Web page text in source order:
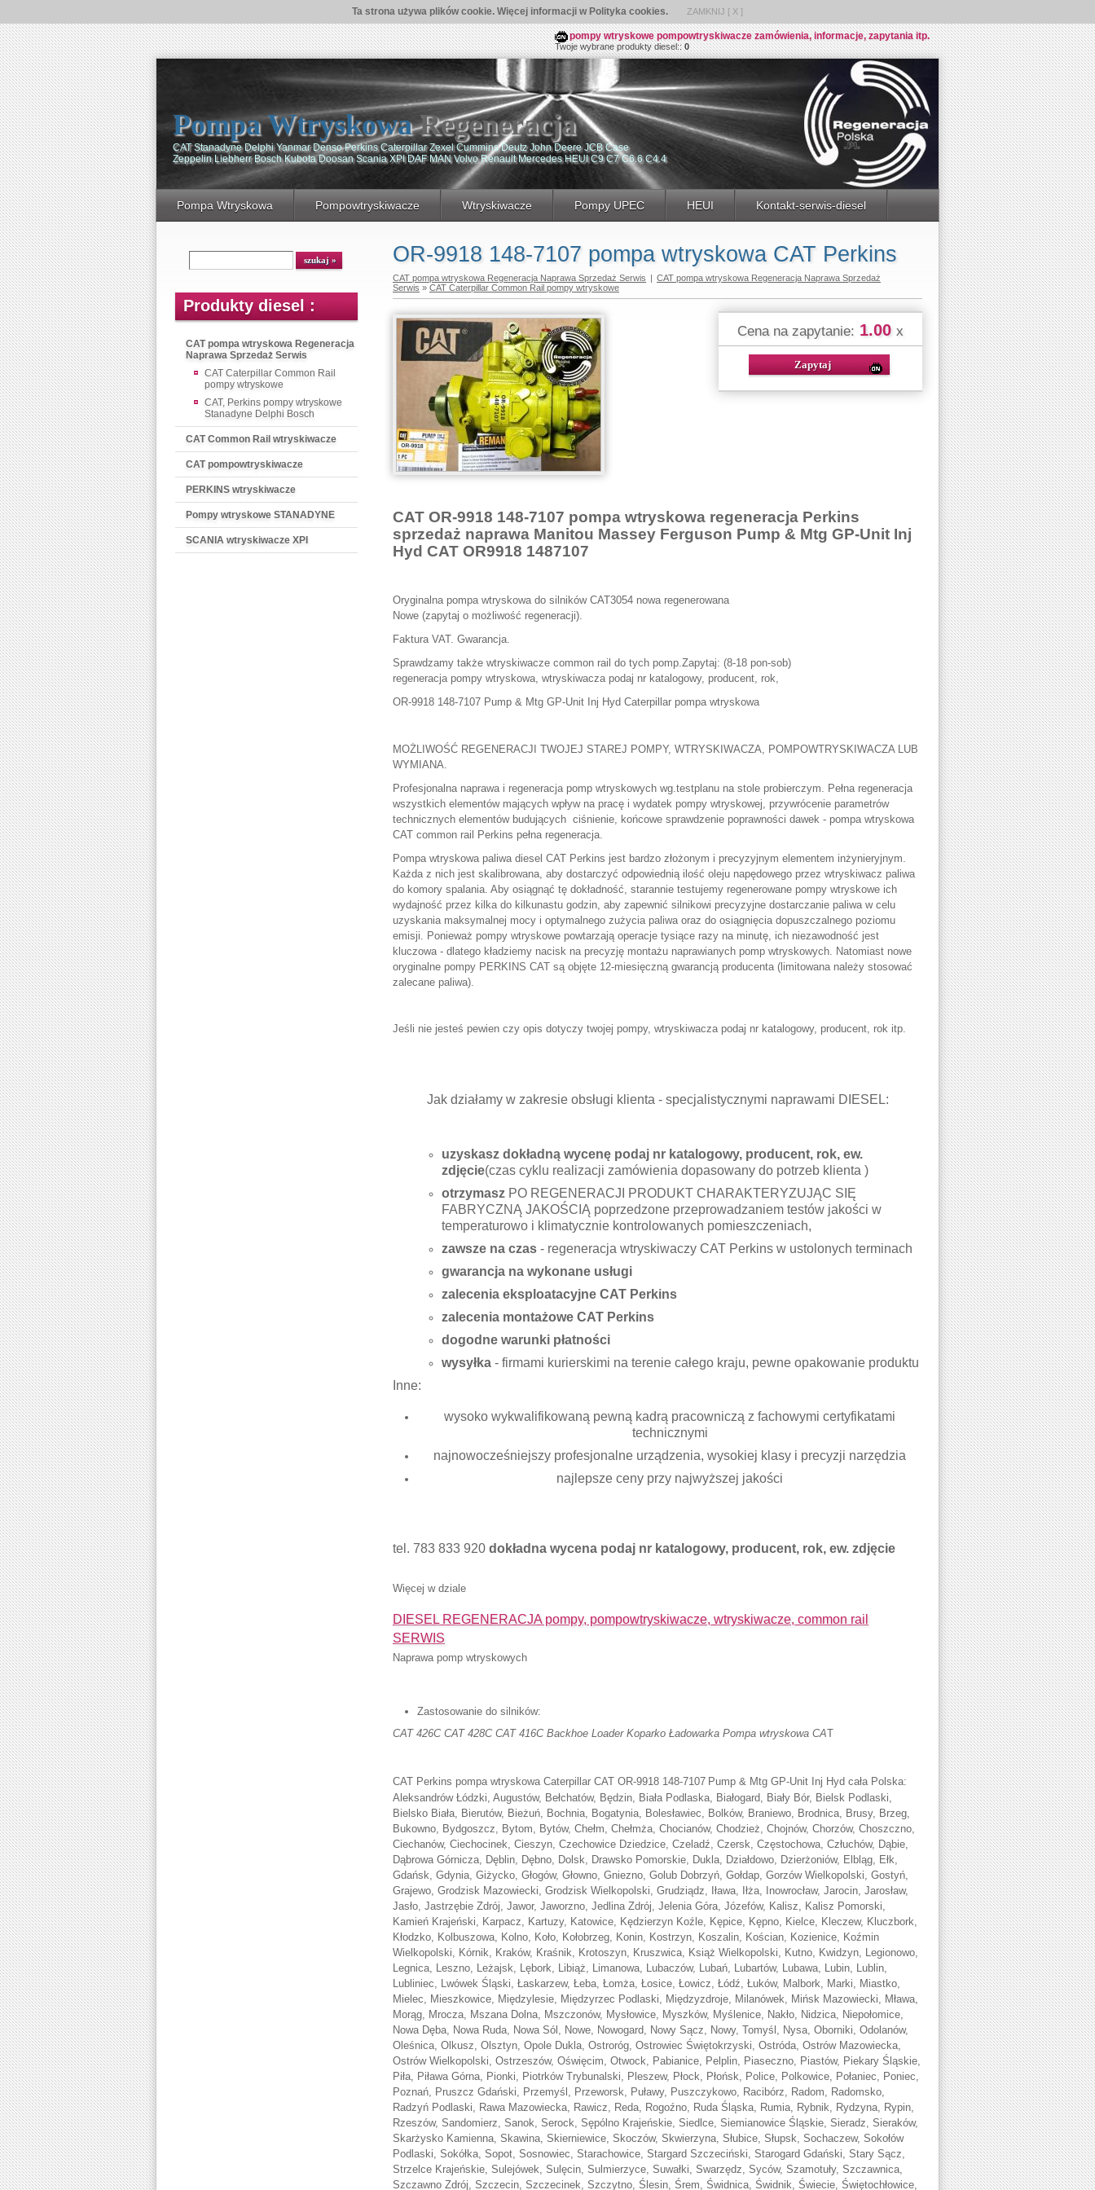
Ta strona używa plików cookie. Więcej informacji w Polityka cookies. ZAMKNIJ [ X ]
pompy wtryskowe pompowtryskiwacze zamówienia, informacje, zapytania itp.
Twoje wybrane produkty diesel::0
Pompa WtryskowaRegeneracja
CAT Stanadyne Delphi Yanmar Denso Perkins Caterpillar Zexel Cummins Deutz John Deere JCB Case
Zeppelin Liebherr Bosch Kubota Doosan Scania XPI DAF MAN Volvo Renault Mercedes HEUI C9 C7 C6.6 C4.4
Pompa Wtryskowa Pompowtryskiwacze Wtryskiwacze Pompy UPEC HEUI Kontakt-serwis-diesel
Produkty diesel :
CAT pompa wtryskowa Regeneracja
Naprawa Sprzedaż Serwis
CAT Caterpillar Common Rail
pompy wtryskowe
CAT, Perkins pompy wtryskowe
Stanadyne Delphi Bosch
CAT Common Rail wtryskiwacze
CAT pompowtryskiwacze
PERKINS wtryskiwacze
Pompy wtryskowe STANADYNE
SCANIA wtryskiwacze XPI
OR-9918 148-7107 pompa wtryskowa CAT Perkins
CAT pompa wtryskowa Regeneracja Naprawa Sprzedaż Serwis | CAT pompa wtryskowa Regeneracja Naprawa Sprzedaż
Serwis » CAT Caterpillar Common Rail pompy wtryskowe
Cena na zapytanie: 1.00 x
CAT OR-9918 148-7107 pompa wtryskowa regeneracja Perkins
sprzedaż naprawa Manitou Massey Ferguson Pump & Mtg GP-Unit Inj
Hyd CAT OR9918 1487107
Oryginalna pompa wtryskowa do silników CAT3054 nowa regenerowana
Nowe (zapytaj o możliwość regeneracji).
Faktura VAT. Gwarancja.
Sprawdzamy także wtryskiwacze common rail do tych pomp.Zapytaj: (8-18 pon-sob)
regeneracja pompy wtryskowa, wtryskiwacza podaj nr katalogowy, producent, rok,
OR-9918 148-7107 Pump & Mtg GP-Unit Inj Hyd Caterpillar pompa wtryskowa
MOŻLIWOŚĆ REGENERACJI TWOJEJ STAREJ POMPY, WTRYSKIWACZA, POMPOWTRYSKIWACZA LUB
WYMIANA.
Profesjonalna naprawa i regeneracja pomp wtryskowych wg.testplanu na stole probierczym. Pełna regeneracja
wszystkich elementów mających wpływ na pracę i wydatek pompy wtryskowej, przywrócenie parametrów
technicznych elementów budujących ciśnienie, końcowe sprawdzenie poprawności dawek - pompa wtryskowa
CAT common rail Perkins pełna regeneracja.
Pompa wtryskowa paliwa diesel CAT Perkins jest bardzo złożonym i precyzyjnym elementem inżynieryjnym.
Każda z nich jest skalibrowana, aby dostarczyć odpowiednią ilość oleju napędowego przez wtryskiwacz paliwa
do komory spalania. Aby osiągnąć tę dokładność, starannie testujemy regenerowane pompy wtryskowe ich
wydajność przez kilka do kilkunastu godzin, aby zapewnić silnikowi precyzyjne dostarczanie paliwa w celu
uzyskania maksymalnej mocy i optymalnego zużycia paliwa oraz do osiągnięcia dopuszczalnego poziomu
emisji. Ponieważ pompy wtryskowe powtarzają operacje tysiące razy na minutę, ich niezawodność jest
kluczowa - dlatego kładziemy nacisk na precyzję montażu naprawianych pomp wtryskowych. Natomiast nowe
oryginalne pompy PERKINS CAT są objęte 12-miesięczną gwarancją producenta (limitowana należy stosować
zalecane paliwa).
Jeśli nie jesteś pewien czy opis dotyczy twojej pompy, wtryskiwacza podaj nr katalogowy, producent, rok itp.
Jak działamy w zakresie obsługi klienta - specjalistycznymi naprawami DIESEL:
uzyskasz dokładną wycenę podaj nr katalogowy, producent, rok, ew.
zdjęcie(czas cyklu realizacji zamówienia dopasowany do potrzeb klienta )
otrzymasz PO REGENERACJI PRODUKT CHARAKTERYZUJĄC SIĘ
FABRYCZNĄ JAKOŚCIĄ poprzedzone przeprowadzaniem testów jakości w
temperaturowo i klimatycznie kontrolowanych pomieszczeniach,
zawsze na czas - regeneracja wtryskiwaczy CAT Perkins w ustolonych terminach
gwarancja na wykonane usługi
zalecenia eksploatacyjne CAT Perkins
zalecenia montażowe CAT Perkins
dogodne warunki płatności
wysyłka - firmami kurierskimi na terenie całego kraju, pewne opakowanie produktu
Inne:
wysoko wykwalifikowaną pewną kadrą pracowniczą z fachowymi certyfikatami
technicznymi
najnowocześniejszy profesjonalne urządzenia, wysokiej klasy i precyzji narzędzia
najlepsze ceny przy najwyższej jakości
tel. 783 833 920 dokładna wycena podaj nr katalogowy, producent, rok, ew. zdjęcie
Więcej w dziale
DIESEL REGENERACJA pompy, pompowtryskiwacze, wtryskiwacze, common rail
SERWIS
Naprawa pomp wtryskowych
Zastosowanie do silników:
CAT 426C CAT 428C CAT 416C Backhoe Loader Koparko Ładowarka Pompa wtryskowa CAT
CAT Perkins pompa wtryskowa Caterpillar CAT OR-9918 148-7107 Pump & Mtg GP-Unit Inj Hyd cała Polska:
Aleksandrów Łódzki, Augustów, Bełchatów, Będzin, Biała Podlaska, Białogard, Biały Bór, Bielsk Podlaski,
Bielsko Biała, Bierutów, Bieżuń, Bochnia, Bogatynia, Bolesławiec, Bolków, Braniewo, Brodnica, Brusy, Brzeg,
Bukowno, Bydgoszcz, Bytom, Bytów, Chełm, Chełmża, Chocianów, Chodzież, Chojnów, Chorzów, Choszczno,
Ciechanów, Ciechocinek, Cieszyn, Czechowice Dziedzice, Czeladź, Czersk, Częstochowa, Człuchów, Dąbie,
Dąbrowa Górnicza, Dęblin, Dębno, Dolsk, Drawsko Pomorskie, Dukla, Działdowo, Dzierżoniów, Elbląg, Ełk,
Gdańsk, Gdynia, Giżycko, Głogów, Głowno, Gniezno, Golub Dobrzyń, Gołdap, Gorzów Wielkopolski, Gostyń,
Grajewo, Grodzisk Mazowiecki, Grodzisk Wielkopolski, Grudziądz, Iława, Iłża, Inowrocław, Jarocin, Jarosław,
Jasło, Jastrzębie Zdrój, Jawor, Jaworzno, Jedlina Zdrój, Jelenia Góra, Józefów, Kalisz, Kalisz Pomorski,
Kamień Krajeński, Karpacz, Kartuzy, Katowice, Kędzierzyn Koźle, Kępice, Kępno, Kielce, Kleczew, Kluczbork,
Kłodzko, Kolbuszowa, Kolno, Koło, Kołobrzeg, Konin, Kostrzyn, Koszalin, Kościan, Kozienice, Koźmin
Wielkopolski, Kórnik, Kraków, Kraśnik, Krotoszyn, Kruszwica, Książ Wielkopolski, Kutno, Kwidzyn, Legionowo,
Legnica, Leszno, Leżajsk, Lębork, Libiąż, Limanowa, Lubaczów, Lubań, Lubartów, Lubawa, Lubin, Lublin,
Lubliniec, Lwówek Śląski, Łaskarzew, Łeba, Łomża, Łosice, Łowicz, Łódź, Łuków, Malbork, Marki, Miastko,
Mielec, Mieszkowice, Międzylesie, Międzyrzec Podlaski, Międzyzdroje, Milanówek, Mińsk Mazowiecki, Mława,
Morąg, Mrocza, Mszana Dolna, Mszczonów, Mysłowice, Myszków, Myślenice, Nakło, Nidzica, Niepołomice,
Nowa Dęba, Nowa Ruda, Nowa Sól, Nowe, Nowogard, Nowy Sącz, Nowy, Tomyśl, Nysa, Oborniki, Odolanów,
Oleśnica, Olkusz, Olsztyn, Opole Dukla, Ostroróg, Ostrowiec Świętokrzyski, Ostróda, Ostrów Mazowiecka,
Ostrów Wielkopolski, Ostrzeszów, Oświęcim, Otwock, Pabianice, Pelplin, Piaseczno, Piastów, Piekary Śląskie,
Piła, Piława Górna, Pionki, Piotrków Trybunalski, Pleszew, Płock, Płońsk, Police, Polkowice, Połaniec, Poniec,
Poznań, Pruszcz Gdański, Przemyśl, Przeworsk, Puławy, Puszczykowo, Racibórz, Radom, Radomsko,
Radzyń Podlaski, Rawa Mazowiecka, Rawicz, Reda, Rogoźno, Ruda Śląska, Rumia, Rybnik, Rydzyna, Rypin,
Rzeszów, Sandomierz, Sanok, Serock, Sępólno Krajeńskie, Siedlce, Siemianowice Śląskie, Sieradz, Sieraków,
Skarżysko Kamienna, Skawina, Skierniewice, Skoczów, Skwierzyna, Słubice, Słupsk, Sochaczew, Sokołów
Podlaski, Sokółka, Sopot, Sosnowiec, Starachowice, Stargard Szczeciński, Starogard Gdański, Stary Sącz,
Strzelce Krajeńskie, Sulejówek, Sulęcin, Sulmierzyce, Suwałki, Swarzędz, Syców, Szamotuły, Szczawnica,
Szczawno Zdrój, Szczecin, Szczecinek, Szczytno, Ślesin, Śrem, Świdnica, Świdnik, Świecie, Świętochłowice,